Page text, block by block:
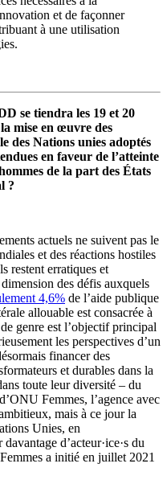
et de façonner
à une utilisation
se tiendra les 19 et 20
mise en œuvre des
des Nations unies adoptés
en faveur de l’atteinte
de la part des États
?
actuels ne suivent pas le
et des réactions hostiles
restent erratiques et
des défis auxquels
4,6% de l’aide publique
allouable est consacrée à
genre est l’objectif principal
les perspectives d’un
financer des
et durables dans la
toute leur diversité – du
Femmes, l’agence avec
mais à ce jour la
Unies, en
d’acteur·ice·s du
a initié en juillet 2021